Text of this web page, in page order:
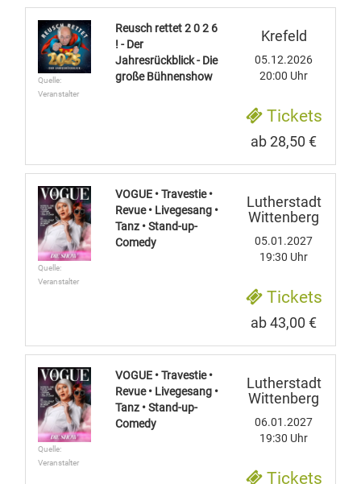
Quelle:
Veranstalter
Reusch rettet 2 0 2 6
! - Der
Jahresrückblick - Die
große Bühnenshow
Krefeld
05.12.2026
20:00 Uhr
Tickets
ab 28,50 €
Quelle:
Veranstalter
VOGUE • Travestie •
Revue • Livegesang •
Tanz • Stand-up-
Comedy
Lutherstadt
Wittenberg
05.01.2027
19:30 Uhr
Tickets
ab 43,00 €
Quelle:
Veranstalter
VOGUE • Travestie •
Revue • Livegesang •
Tanz • Stand-up-
Comedy
Lutherstadt
Wittenberg
06.01.2027
19:30 Uhr
Tickets